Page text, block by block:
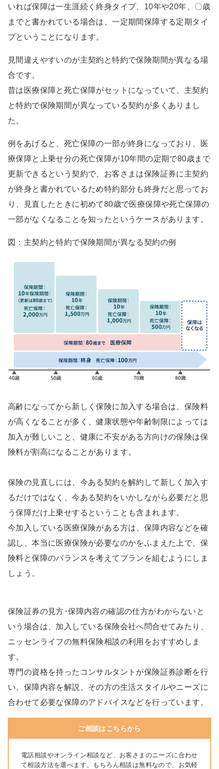
いれば保障は一生涯続く終身タイプ、10年や20年、〇歳
までと書かれている場合は、一定期間保障する定期タイ
プということになります。
見間違えやすいのが主契約と特約で保険期間が異なる場
合です。
昔は医療保障と死亡保障がセットになっていて、主契約
と特約で保険期間が異なっている契約が多くありまし
た。
例をあげると、死亡保障の一部が終身になっており、医
療保障と上乗せ分の死亡保障が10年間の定期で80歳まで
更新できるという契約で、お客さまは保険証券に主契約
が終身と書かれているため特約部分も終身だと思ってお
り、見直したときに初めて80歳で医療保障や死亡保障の
一部がなくなることを知ったというケースがあります。
図：主契約と特約で保険期間が異なる契約の例
高齢になってから新しく保険に加入する場合は、保険料
が高くなることが多く、健康状態や年齢制限によっては
加入が難しいこと、健康に不安がある方向けの保険は保
険料が割高になることがあります。
保険の見直しには、今ある契約を解約して新しく加入す
るだけではなく、今ある契約をいかしながら必要だと思
う保障だけ上乗せするということも含まれます。
今加入している医療保険がある方は、保障内容などを確
認し、本当に医療保険が必要なのかをふまえた上で、保
険料と保障のバランスを考えてプランを組むようにしま
しょう。
保険証券の見方･保障内容の確認の仕方がわからないと
いう場合は、加入している保険会社へ問合せてみたり、
ニッセンライフの無料保険相談の利用をおすすめしま
す。
専門の資格を持ったコンサルタントが保険証券診断を行
い、保障内容を解説、その方の生活スタイルやニーズに
合わせて必要な保障のアドバイスなどを行っています。
ご相談はこちらから
電話相談やオンライン相談など、お客さまのニーズに合わせ
て相談方法を選べます。もちろん相談は無料なので、お気軽